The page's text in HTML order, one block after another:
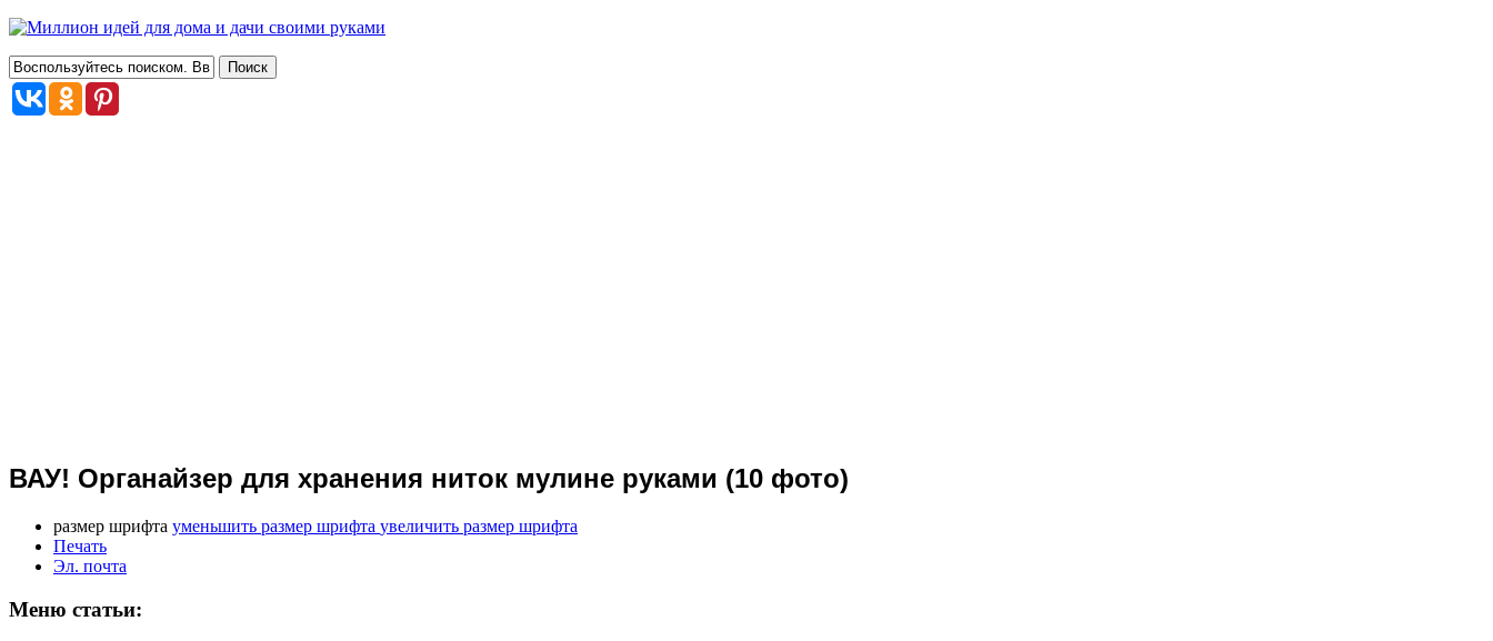
ВАУ! Органайзер для хранения ниток мулине руками (10 фото)
размер шрифта уменьшить размер шрифта увеличить размер шрифта
Печать
Эл. почта
Меню статьи: